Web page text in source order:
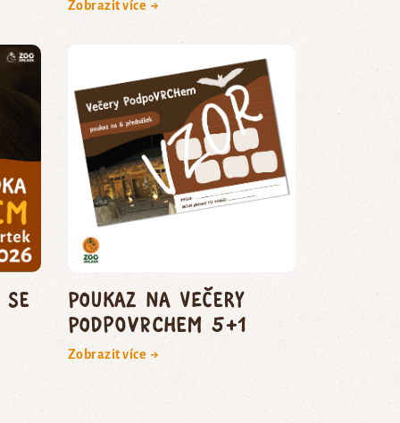
Zobrazit více →
poukaz na Večery
podpoVRCHem 5+1
Zobrazit více →